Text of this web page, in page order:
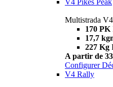
Multistrada
170 PK
17,7
227 Kg
A partir de
Configurer
V4 Rally